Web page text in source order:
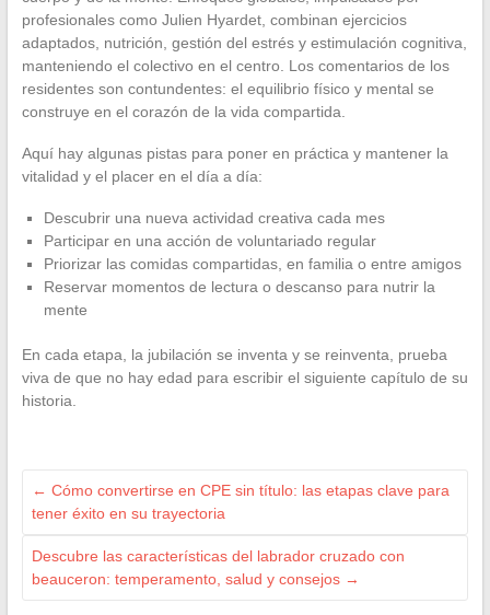
profesionales como Julien Hyardet, combinan ejercicios
adaptados, nutrición, gestión del estrés y estimulación cognitiva,
manteniendo el colectivo en el centro. Los comentarios de los
residentes son contundentes: el equilibrio físico y mental se
construye en el corazón de la vida compartida.
Aquí hay algunas pistas para poner en práctica y mantener la
vitalidad y el placer en el día a día:
Descubrir una nueva actividad creativa cada mes
Participar en una acción de voluntariado regular
Priorizar las comidas compartidas, en familia o entre amigos
Reservar momentos de lectura o descanso para nutrir la
mente
En cada etapa, la jubilación se inventa y se reinventa, prueba
viva de que no hay edad para escribir el siguiente capítulo de su
historia.
← Cómo convertirse en CPE sin título: las etapas clave para
tener éxito en su trayectoria
Descubre las características del labrador cruzado con
beauceron: temperamento, salud y consejos →